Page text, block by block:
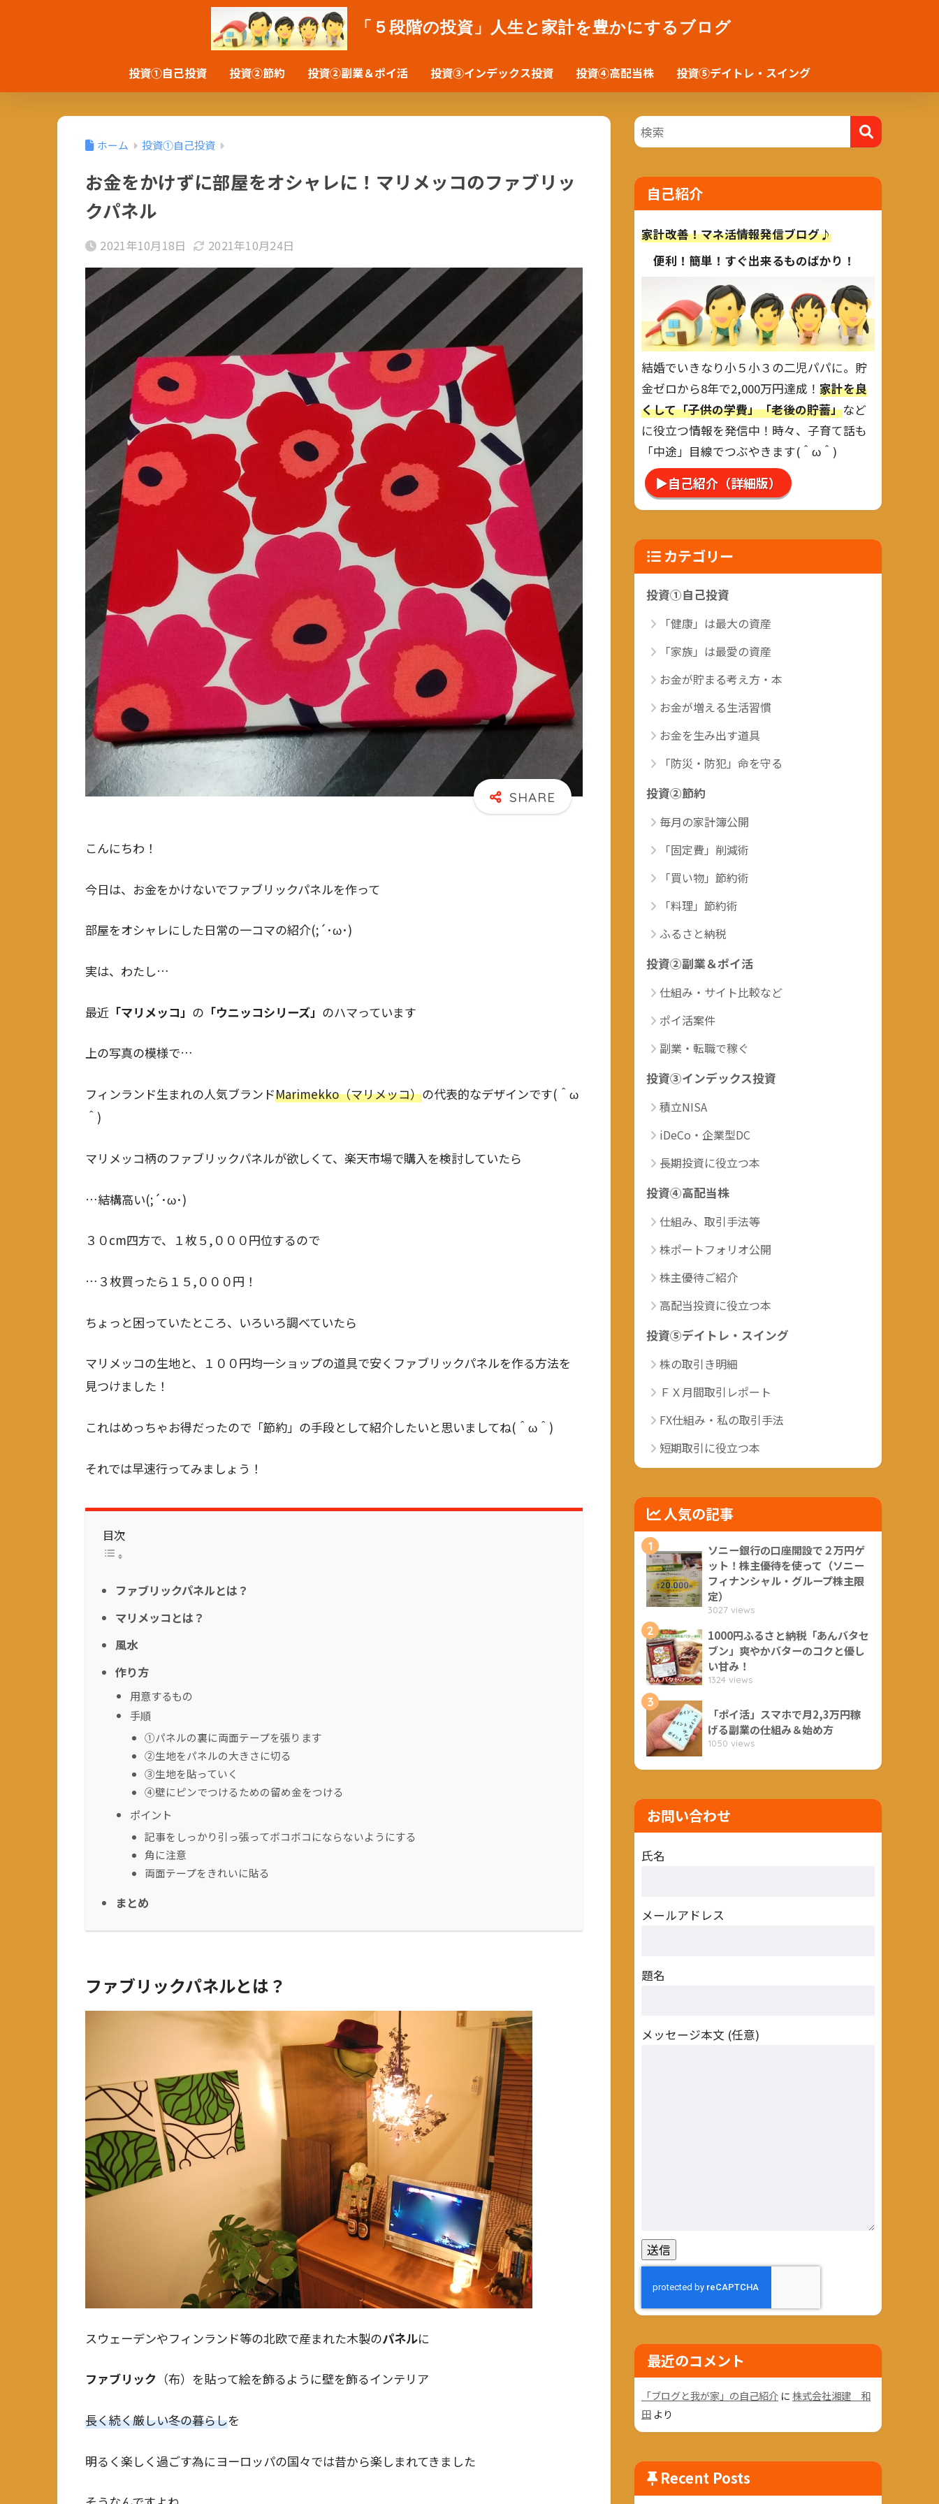
「５段階の投資」人生と家計を豊かにするブログ
投資①自己投資 投資②節約 投資②副業＆ポイ活 投資③インデックス投資 投資④高配当株 投資⑤デイトレ・スイング
ホーム 投資①自己投資
お金をかけずに部屋をオシャレに！マリメッコのファブリッ
クパネル
2021年10月18日 2021年10月24日
こんにちわ！
今日は、お金をかけないでファブリックパネルを作って
部屋をオシャレにした日常の一コマの紹介(;´･ω･)
実は、わたし…
最近 「マリメッコ」 の 「ウニッコシリーズ」 のハマっています
上の写真の模様で…
フィンランド生まれの人気ブランドMarimekko（マリメッコ）の代表的なデザインです(＾ω
＾)
マリメッコ柄のファブリックパネルが欲しくて、楽天市場で購入を検討していたら
…結構高い(;´･ω･)
３０cm四方で、１枚５,０００円位するので
…３枚買ったら１５,０００円！
ちょっと困っていたところ、いろいろ調べていたら
マリメッコの生地と、１００円均一ショップの道具で安くファブリックパネルを作る方法を
見つけました！
これはめっちゃお得だったので「節約」の手段として紹介したいと思いましてね(＾ω＾)
それでは早速行ってみましょう！
目次
ファブリックパネルとは？
マリメッコとは？
風水
作り方
用意するもの
手順
①パネルの裏に両面テープを張ります
②生地をパネルの大きさに切る
③生地を貼っていく
④壁にピンでつけるための留め金をつける
ポイント
記事をしっかり引っ張ってボコボコにならないようにする
角に注意
両面テープをきれいに貼る
まとめ
ファブリックパネルとは？
スウェーデンやフィンランド等の北欧で産まれた木製のパネルに
ファブリック （布）を貼って絵を飾るように壁を飾るインテリア
長く続く厳しい冬の暮らしを
明るく楽しく過ごす為にヨーロッパの国々では昔から楽しまれてきました
自己紹介
家計改善！マネ活情報発信ブログ♪
便利！簡単！すぐ出来るものばかり！
結婚でいきなり小５小３の二児パパに。貯
金ゼロから8年で2,000万円達成！ 家計を良
くして「子供の学費」「老後の貯蓄」など
に役立つ情報を発信中！時々、子育て話も
「中途」目線でつぶやきます(＾ω＾)
▶自己紹介（詳細版）
カテゴリー
投資①自己投資
「健康」は最大の資産
「家族」は最愛の資産
お金が貯まる考え方・本
お金が増える生活習慣
お金を生み出す道具
「防災・防犯」命を守る
投資②節約
毎月の家計簿公開
「固定費」削減術
「買い物」節約術
「料理」節約術
ふるさと納税
投資②副業＆ポイ活
仕組み・サイト比較など
ポイ活案件
副業・転職で稼ぐ
投資③インデックス投資
積立NISA
iDeCo・企業型DC
長期投資に役立つ本
投資④高配当株
仕組み、取引手法等
株ポートフォリオ公開
株主優待ご紹介
高配当投資に役立つ本
投資⑤デイトレ・スイング
株の取引き明細
ＦＸ月間取引レポート
FX仕組み・私の取引手法
短期取引に役立つ本
人気の記事
1
ソニー銀行の口座開設で２万円ゲ
ット！株主優待を使って（ソニー
フィナンシャル・グループ株主限
定）
3027 views
2
1000円ふるさと納税「あんバタセ
ブン」爽やかバターのコクと優し
い甘み！
1324 views
3
「ポイ活」スマホで月2,3万円稼
げる副業の仕組み＆始め方
1050 views
お問い合わせ
氏名
メールアドレス
題名
メッセージ本文 (任意)
最近のコメント
「ブログと我が家」の自己紹介 に株式会社湘建 和
田 より
Recent Posts